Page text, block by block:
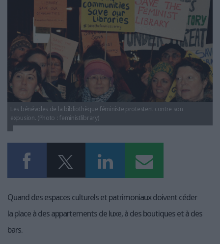
LES GUIDES PRATIQUES
LES BASES DE DONNÉES
L'ESPACE EMPLOI
L'AGENDA
L'ANNUAIRE DES ACTEURS
LES LIVRES BLANCS
LES SUPPLÉMENTS
NOS OFFRES D'ABONNEMENTS
Les bénévoles de la bibliothèque féministe protestent contre son
expusion. (Photo : feministlibrary)
Quand des espaces culturels et patrimoniaux doivent céder
la place à des appartements de luxe, à des boutiques et à des
bars.